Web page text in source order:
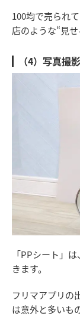
100均で売られ
店のような“見
（4）写真撮
「PPシート」
きます。
フリマアプリの
は意外と多いも